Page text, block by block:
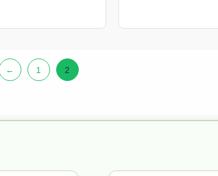
← 1 2